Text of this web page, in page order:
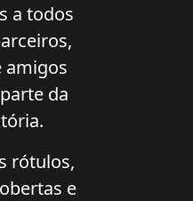
a todos
amigos
da
rótulos,
e